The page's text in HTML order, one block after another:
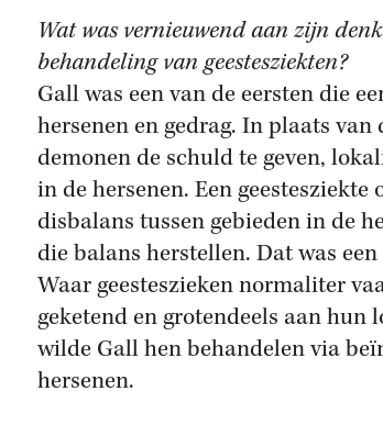
Wat was vernieuwend aan zijn
behandeling van geestesziekten?
Gall was een van de eersten die
hersenen en gedrag. In plaats van
demonen de schuld te geven,
in de hersenen. Een
disbalans tussen gebieden in de
die balans herstellen. Dat was
Waar geesteszieken normaliter
geketend en grotendeels aan hun
wilde Gall hen behandelen via
hersenen.